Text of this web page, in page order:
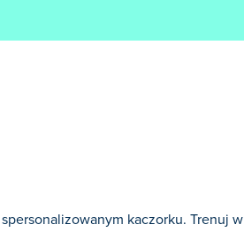
kaczorku. Trenuj w